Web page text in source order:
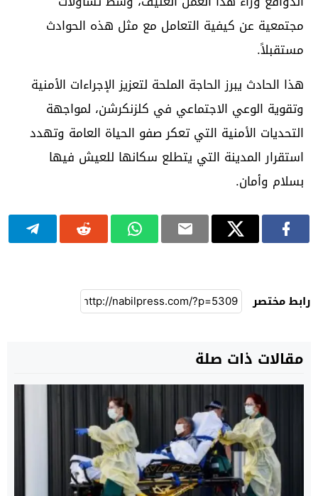
مجتمعية عن كيفية التعامل مع مثل هذه الحوادث
مستقبلاً.
هذا الحادث يبرز الحاجة الملحة لتعزيز الإجراءات الأمنية
وتقوية الوعي الاجتماعي في كلزنكرشن، لمواجهة
التحديات الأمنية التي تعكر صفو الحياة العامة وتهدد
استقرار المدينة التي يتطلع سكانها للعيش فيها
بسلام وأمان.
رابط مختصر
مقالات ذات صلة